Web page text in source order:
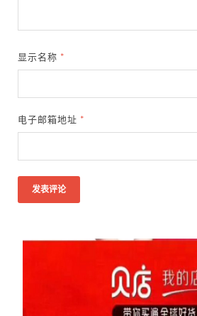
显示名称 *
电子邮箱地址 *